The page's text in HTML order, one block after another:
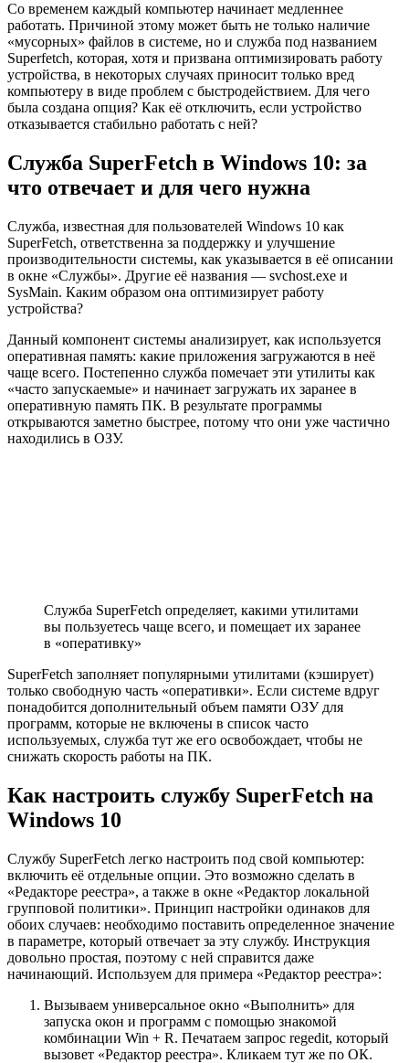
Со временем каждый компьютер начинает медленнее
работать. Причиной этому может быть не только наличие
«мусорных» файлов в системе, но и служба под названием
Superfetch, которая, хотя и призвана оптимизировать работу
устройства, в некоторых случаях приносит только вред
компьютеру в виде проблем с быстродействием. Для чего
была создана опция? Как её отключить, если устройство
отказывается стабильно работать с ней?
Служба SuperFetch в Windows 10: за
что отвечает и для чего нужна
Служба, известная для пользователей Windows 10 как
SuperFetch, ответственна за поддержку и улучшение
производительности системы, как указывается в её описании
в окне «Службы». Другие её названия — svchost.exe и
SysMain. Каким образом она оптимизирует работу
устройства?
Данный компонент системы анализирует, как используется
оперативная память: какие приложения загружаются в неё
чаще всего. Постепенно служба помечает эти утилиты как
«часто запускаемые» и начинает загружать их заранее в
оперативную память ПК. В результате программы
открываются заметно быстрее, потому что они уже частично
находились в ОЗУ.
Служба SuperFetch определяет, какими утилитами
вы пользуетесь чаще всего, и помещает их заранее
в «оперативку»
SuperFetch заполняет популярными утилитами (кэширует)
только свободную часть «оперативки». Если системе вдруг
понадобится дополнительный объем памяти ОЗУ для
программ, которые не включены в список часто
используемых, служба тут же его освобождает, чтобы не
снижать скорость работы на ПК.
Как настроить службу SuperFetch на
Windows 10
Службу SuperFetch легко настроить под свой компьютер:
включить её отдельные опции. Это возможно сделать в
«Редакторе реестра», а также в окне «Редактор локальной
групповой политики». Принцип настройки одинаков для
обоих случаев: необходимо поставить определенное значение
в параметре, который отвечает за эту службу. Инструкция
довольно простая, поэтому с ней справится даже
начинающий. Используем для примера «Редактор реестра»:
Вызываем универсальное окно «Выполнить» для
запуска окон и программ с помощью знакомой
комбинации Win + R. Печатаем запрос regedit, который
вызовет «Редактор реестра». Кликаем тут же по ОК.